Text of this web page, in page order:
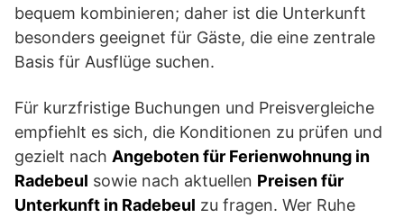
bequem kombinieren; daher ist die Unterkunft
besonders geeignet für Gäste, die eine zentrale
Basis für Ausflüge suchen.
Für kurzfristige Buchungen und Preisvergleiche
empfiehlt es sich, die Konditionen zu prüfen und
gezielt nach Angeboten für Ferienwohnung in
Radebeul sowie nach aktuellen Preisen für
Unterkunft in Radebeul zu fragen. Wer Ruhe